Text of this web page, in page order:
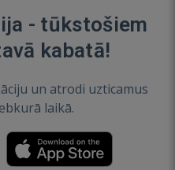
- tūkstošiem
kabatā!
un atrodi uzticamus
laikā.